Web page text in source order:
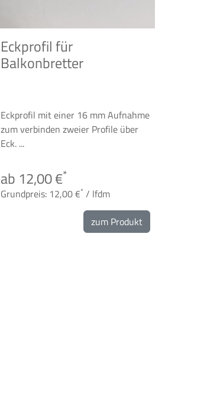
Eckprofil für
Balkonbretter
Eckprofil mit einer 16 mm Aufnahme
zum verbinden zweier Profile über
Eck. ...
ab 12,00 €*
Grundpreis: 12,00 €* / lfdm
zum Produkt